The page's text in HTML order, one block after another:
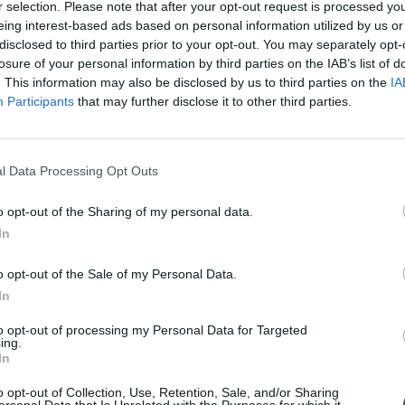
selection. Please note that after your opt-out request is processed
interest-based ads based on personal information utilized by us
to third parties prior to your opt-out. You may separately
of your personal information by third parties on the IAB’s list of
This information may also be disclosed by us to third parties on the
Participants that may further disclose it to other third parties.
Data Processing Opt Outs
opt-out of the Sharing of my personal data.
opt-out of the Sale of my Personal Data.
opt-out of processing my Personal Data for Targeted
opt-out of Collection, Use, Retention, Sale, and/or Sharing
triukas Video tik Lrytas.TV
Visi įrašai
Karšta A. Kasparavičiaus ir Ž Pavilionio
Laidos Lietuva tiesiogiai
Kuprines pasvėrę specialistai įspėja apie
pradinukų